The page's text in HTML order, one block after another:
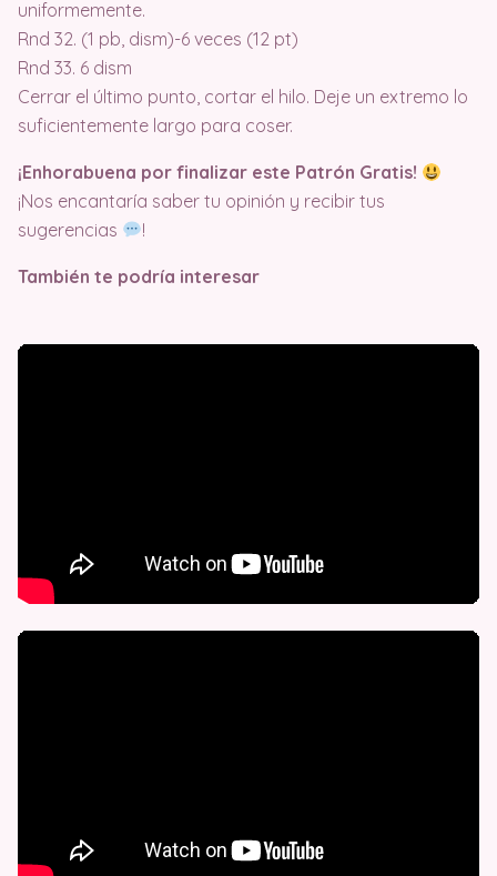
uniformemente.
Rnd 32. (1 pb, dism)-6 veces (12 pt)
Rnd 33. 6 dism
Cerrar el último punto, cortar el hilo. Deje un extremo lo
suficientemente largo para coser.
¡Enhorabuena por finalizar este Patrón Gratis!
¡Nos encantaría saber tu opinión y recibir tus
sugerencias
!
También te podría interesar